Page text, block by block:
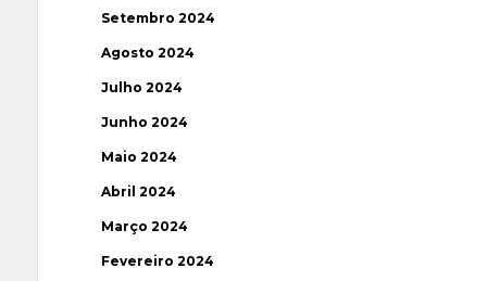
Setembro 2024
Agosto 2024
Julho 2024
Junho 2024
Maio 2024
Abril 2024
Março 2024
Fevereiro 2024